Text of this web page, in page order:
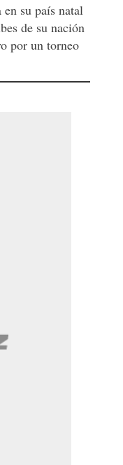
su país natal
de su nación
por un torneo